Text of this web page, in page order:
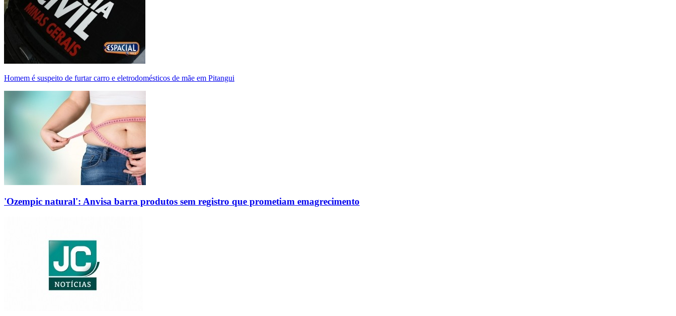
Homem é suspeito de furtar carro e eletrodomésticos de mãe em Pitangui
'Ozempic natural': Anvisa barra produtos sem registro que prometiam emagrecimento